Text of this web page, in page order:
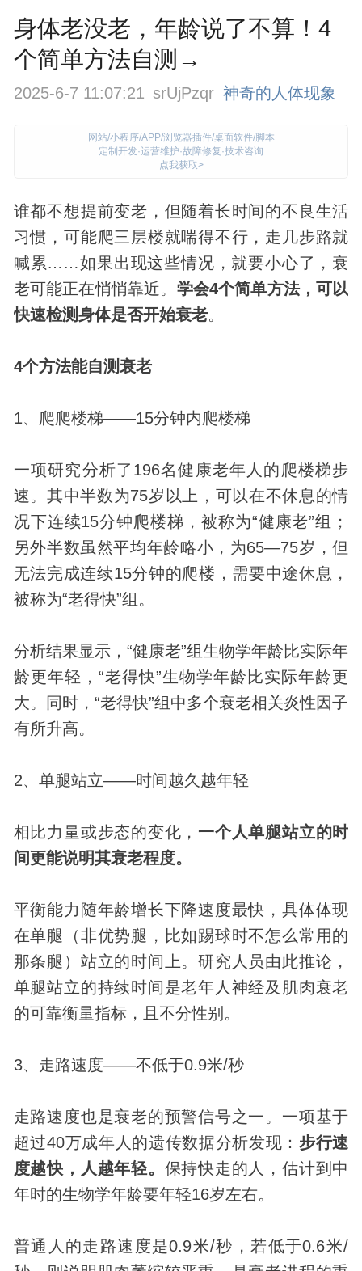
身体老没老，年龄说了不算！4
个简单方法自测→
2025-6-7 11:07:21 srUjPzqr 神奇的人体现象
网站/小程序/APP/浏览器插件/桌面软件/脚本
定制开发·运营维护·故障修复·技术咨询
点我获取>
谁都不想提前变老，但随着长时间的不良生活
习惯，可能爬三层楼就喘得不行，走几步路就
喊累……如果出现这些情况，就要小心了，衰
老可能正在悄悄靠近。 学会4个简单方法，可以
快速检测身体是否开始衰老。
4个方法能自测衰老
1、爬爬楼梯——15分钟内爬楼梯
一项研究分析了196名健康老年人的爬楼梯步
速。其中半数为75岁以上，可以在不休息的情
况下连续15分钟爬楼梯，被称为“健康老”组；
另外半数虽然平均年龄略小，为65—75岁，但
无法完成连续15分钟的爬楼，需要中途休息，
被称为“老得快”组。
分析结果显示，“健康老”组生物学年龄比实际年
龄更年轻，“老得快”生物学年龄比实际年龄更
大。同时，“老得快”组中多个衰老相关炎性因子
有所升高。
2、单腿站立——时间越久越年轻
相比力量或步态的变化， 一个人单腿站立的时
间更能说明其衰老程度。
平衡能力随年龄增长下降速度最快，具体体现
在单腿（非优势腿，比如踢球时不怎么常用的
那条腿）站立的时间上。研究人员由此推论，
单腿站立的持续时间是老年人神经及肌肉衰老
的可靠衡量指标，且不分性别。
3、走路速度——不低于0.9米/秒
走路速度也是衰老的预警信号之一。一项基于
超过40万成年人的遗传数据分析发现 ： 步行速
度越快，人越年轻。 保持快走的人，估计到中
年时的生物学年龄要年轻16岁左右。
普通人的走路速度是0.9米/秒，若低于0.6米/